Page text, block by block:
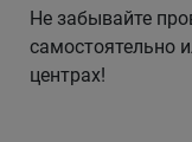
Не забывайте
самостоятельно
центрах!